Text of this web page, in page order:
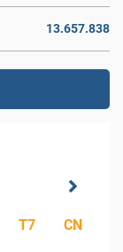
13.657.838
T7 CN